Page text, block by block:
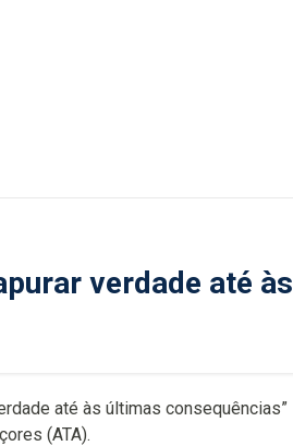
verdade até às
até às últimas consequências”
(ATA).